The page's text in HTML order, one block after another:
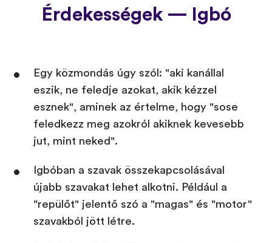
Érdekességek — Igbó
Egy közmondás úgy szól: "aki kanállal
eszik, ne feledje azokat, akik kézzel
esznek", aminek az értelme, hogy "sose
feledkezz meg azokról akiknek kevesebb
jut, mint neked".
Igbóban a szavak összekapcsolásával
újabb szavakat lehet alkotni. Például a
"repülőt" jelentő szó a "magas" és "motor"
szavakból jött létre.